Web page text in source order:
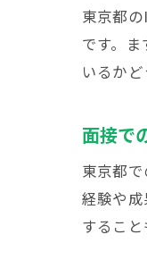
東京都
です。
いるか
面接で
東京都
経験や
するこ